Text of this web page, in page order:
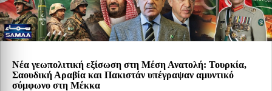
Νέα γεωπολιτική εξίσωση στη Μέση Ανατολή: Τουρκία,
Σαουδική Αραβία και Πακιστάν υπέγραψαν αμυντικό
σύμφωνο στη Μέκκα